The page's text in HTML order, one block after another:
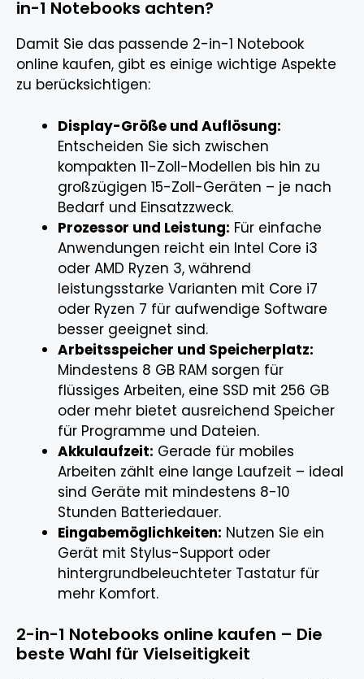
in-1 Notebooks achten?
Damit Sie das passende 2-in-1 Notebook
online kaufen, gibt es einige wichtige Aspekte
zu berücksichtigen:
Display-Größe und Auflösung:
Entscheiden Sie sich zwischen
kompakten 11-Zoll-Modellen bis hin zu
großzügigen 15-Zoll-Geräten – je nach
Bedarf und Einsatzzweck.
Prozessor und Leistung: Für einfache
Anwendungen reicht ein Intel Core i3
oder AMD Ryzen 3, während
leistungsstarke Varianten mit Core i7
oder Ryzen 7 für aufwendige Software
besser geeignet sind.
Arbeitsspeicher und Speicherplatz:
Mindestens 8 GB RAM sorgen für
flüssiges Arbeiten, eine SSD mit 256 GB
oder mehr bietet ausreichend Speicher
für Programme und Dateien.
Akkulaufzeit: Gerade für mobiles
Arbeiten zählt eine lange Laufzeit – ideal
sind Geräte mit mindestens 8-10
Stunden Batteriedauer.
Eingabemöglichkeiten: Nutzen Sie ein
Gerät mit Stylus-Support oder
hintergrundbeleuchteter Tastatur für
mehr Komfort.
2-in-1 Notebooks online kaufen – Die
beste Wahl für Vielseitigkeit